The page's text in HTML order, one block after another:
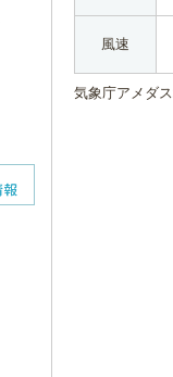
風速
気象庁アメダ